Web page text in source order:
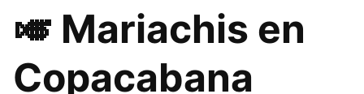
🎺 Mariachis en
Copacabana